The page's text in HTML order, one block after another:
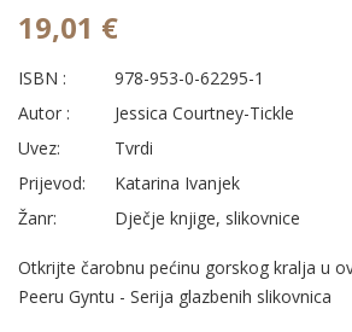
19,01 €
ISBN :
978-953-0-62295-1
Autor :
Jessica Courtney-Tickle
Uvez:
Tvrdi
Prijevod:
Katarina Ivanjek
Žanr:
Dječje knjige, slikovnice
Otkrijte čarobnu pećinu gorskog kralja u
Peeru Gyntu - Serija glazbenih slikovnica